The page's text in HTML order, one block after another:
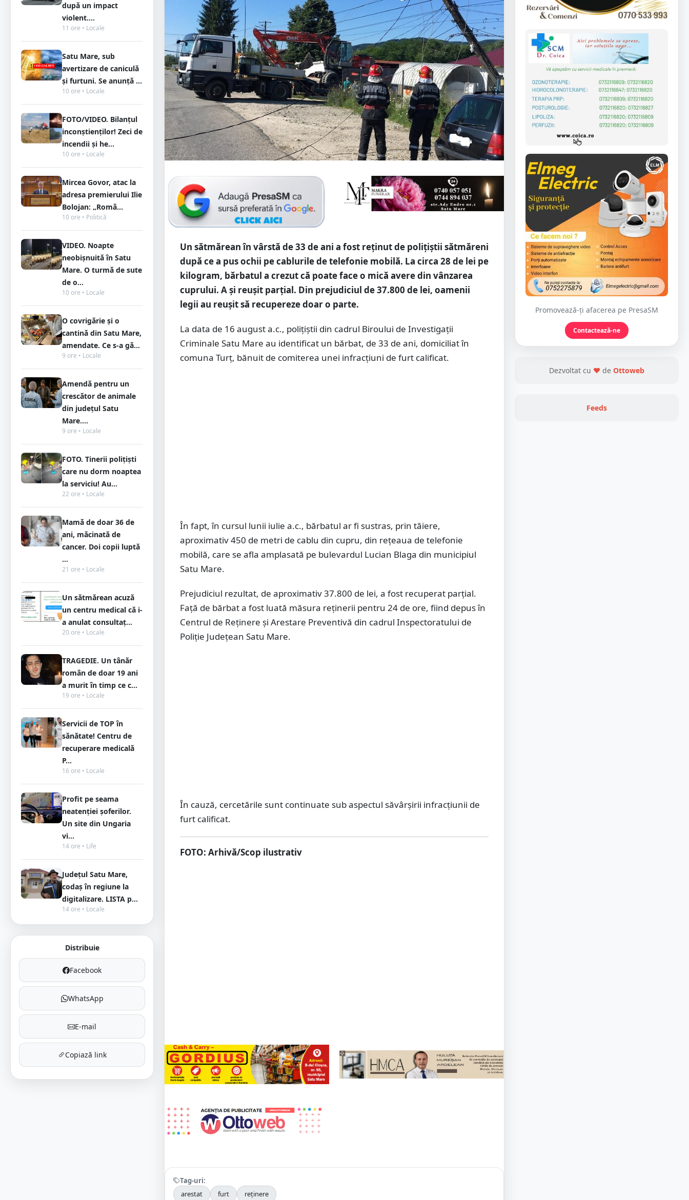
după un impact
violent....
11 ore • Locale
Satu Mare, sub
avertizare de caniculă
și furtuni. Se anunță ...
10 ore • Locale
FOTO/VIDEO. Bilanțul
inconștienților! Zeci de
incendii și he...
10 ore • Locale
Mircea Govor, atac la
adresa premierului Ilie
Bolojan: „Româ...
10 ore • Politică
VIDEO. Noapte
neobișnuită în Satu
Mare. O turmă de sute
de o...
10 ore • Locale
O covrigărie și o
cantină din Satu Mare,
amendate. Ce s-a gă...
9 ore • Locale
Amendă pentru un
crescător de animale
din județul Satu
Mare....
9 ore • Locale
FOTO. Tinerii polițiști
care nu dorm noaptea
la serviciu! Au...
22 ore • Locale
Mamă de doar 36 de
ani, măcinată de
cancer. Doi copii luptă
...
21 ore • Locale
Un sătmărean acuză
un centru medical că i-
a anulat consultaț...
20 ore • Locale
TRAGEDIE. Un tânăr
român de doar 19 ani
a murit în timp ce c...
19 ore • Locale
Servicii de TOP în
sănătate! Centru de
recuperare medicală
P...
16 ore • Locale
Profit pe seama
neatenției șoferilor.
Un site din Ungaria
vi...
14 ore • Life
Județul Satu Mare,
codaș în regiune la
digitalizare. LISTA p...
14 ore • Locale
Distribuie
Facebook
WhatsApp
E-mail
Copiază link
Un sătmărean în vârstă de 33 de ani a fost reținut de polițiștii sătmăreni
după ce a pus ochii pe cablurile de telefonie mobilă. La circa 28 de lei pe
kilogram, bărbatul a crezut că poate face o mică avere din vânzarea
cuprului. A și reușit parțial. Din prejudiciul de 37.800 de lei, oamenii
legii au reușit să recupereze doar o parte.
La data de 16 august a.c., polițiștii din cadrul Biroului de Investigații
Criminale Satu Mare au identificat un bărbat, de 33 de ani, domiciliat în
comuna Turț, bănuit de comiterea unei infracțiuni de furt calificat.
În fapt, în cursul lunii iulie a.c., bărbatul ar fi sustras, prin tăiere,
aproximativ 450 de metri de cablu din cupru, din rețeaua de telefonie
mobilă, care se afla amplasată pe bulevardul Lucian Blaga din municipiul
Satu Mare.
Prejudiciul rezultat, de aproximativ 37.800 de lei, a fost recuperat parțial.
Față de bărbat a fost luată măsura reținerii pentru 24 de ore, fiind depus în
Centrul de Reținere și Arestare Preventivă din cadrul Inspectoratului de
Poliție Județean Satu Mare.
În cauză, cercetările sunt continuate sub aspectul săvârșirii infracțiunii de
furt calificat.
FOTO: Arhivă/Scop ilustrativ
Tag-uri:
arestat
furt reținere
Promovează-ți afacerea pe PresaSM
Contactează-ne
Dezvoltat cu ❤ de Ottoweb
Feeds